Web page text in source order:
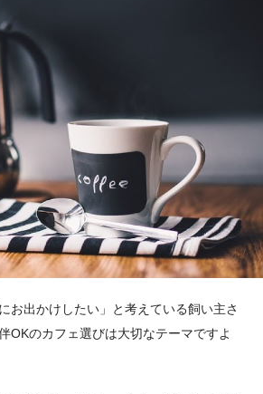
お出かけしたい」と考えている飼い主さ
OKのカフェ選びは大切なテーマですよ